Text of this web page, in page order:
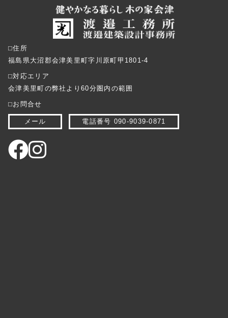
⬜︎住所
福島県大沼郡会津美里町字川原町甲1801-4
⬜︎対応エリア
会津美里町の弊社より60分圏内の範囲
⬜︎お問合せ
メール 電話番号 090-9039-0871